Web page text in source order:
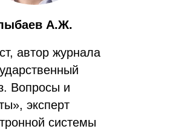
А.Ж.
автор журнала
Вопросы и
эксперт
системы